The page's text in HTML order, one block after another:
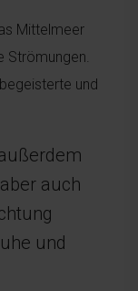
Mittelmeer
Strömungen.
und
auch
und